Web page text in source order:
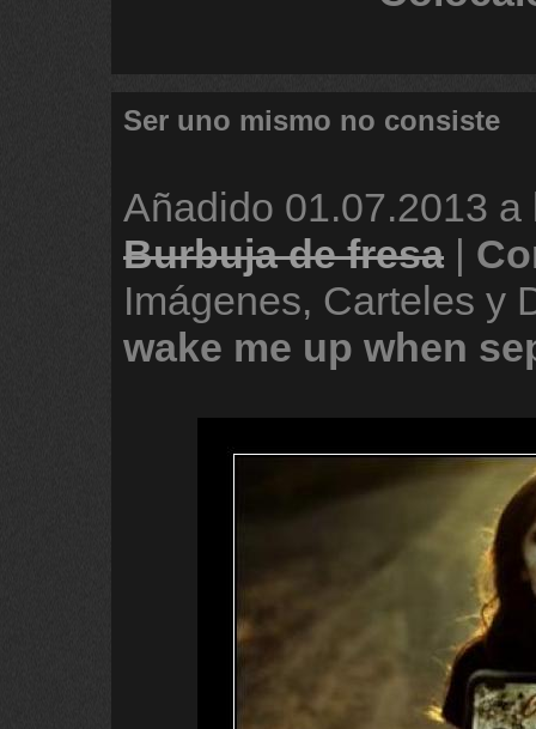
Ser uno mismo no consiste
Añadido 01.07.2013 a
Burbuja de fresa |
Imágenes, Carteles y
wake me up when